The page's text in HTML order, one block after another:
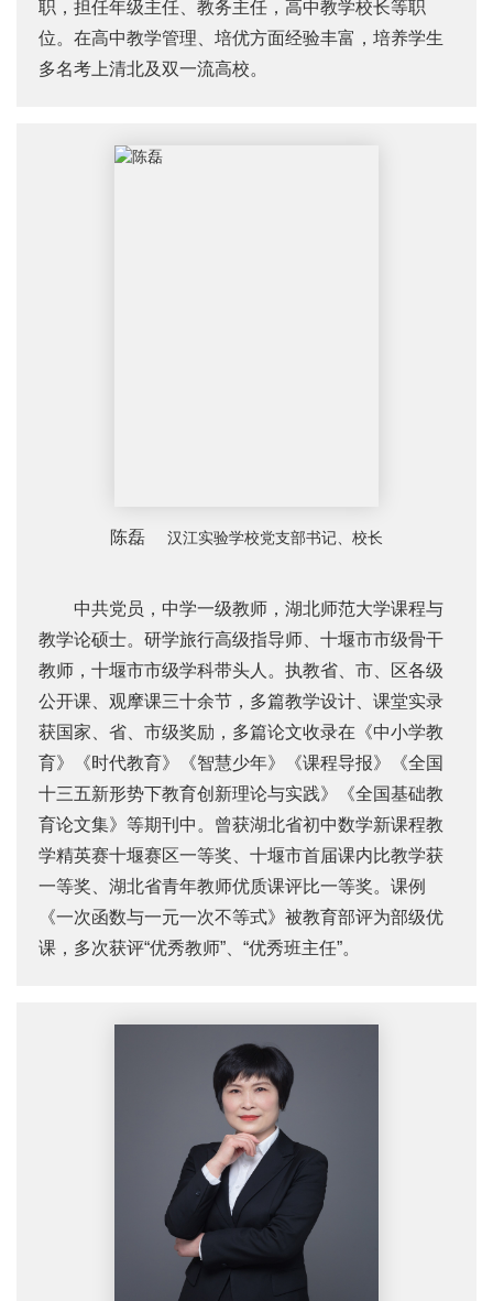
职，担任年级主任、教务主任，高中教学校长等职
位。在高中教学管理、培优方面经验丰富，培养学生
多名考上清北及双一流高校。
陈磊 汉江实验学校党支部书记、校长
中共党员，中学一级教师，湖北师范大学课程与
教学论硕士。研学旅行高级指导师、十堰市市级骨干
教师，十堰市市级学科带头人。执教省、市、区各级
公开课、观摩课三十余节，多篇教学设计、课堂实录
获国家、省、市级奖励，多篇论文收录在《中小学教
育》《时代教育》《智慧少年》《课程导报》《全国
十三五新形势下教育创新理论与实践》《全国基础教
育论文集》等期刊中。曾获湖北省初中数学新课程教
学精英赛十堰赛区一等奖、十堰市首届课内比教学获
一等奖、湖北省青年教师优质课评比一等奖。课例
《一次函数与一元一次不等式》被教育部评为部级优
课，多次获评“优秀教师”、“优秀班主任”。